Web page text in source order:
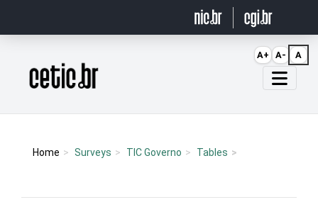
Página inicial
Home Surveys TIC Governo Tables
A+ A- A